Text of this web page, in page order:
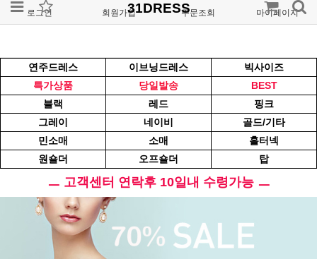
로그인 회원가입 주문조회 마이페이지
31DRESS
연주드레스 이브닝드레스
빅사이즈
특가상품
당일발송
BEST
블랙
레드
핑크
그레이
네이비
골드/기타
민소매
소매
홀터넥
원숄더
오프숄더 탑
ㅡ 고객센터 연락후 10일내 수령가능 ㅡ